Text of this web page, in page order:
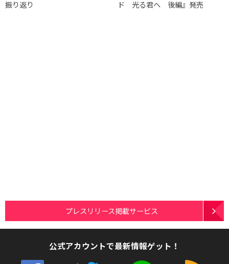
振り返り
ド 光る君へ 後編』発売
プレスリリース掲載サービス
公式アカウントで最新情報ゲット！